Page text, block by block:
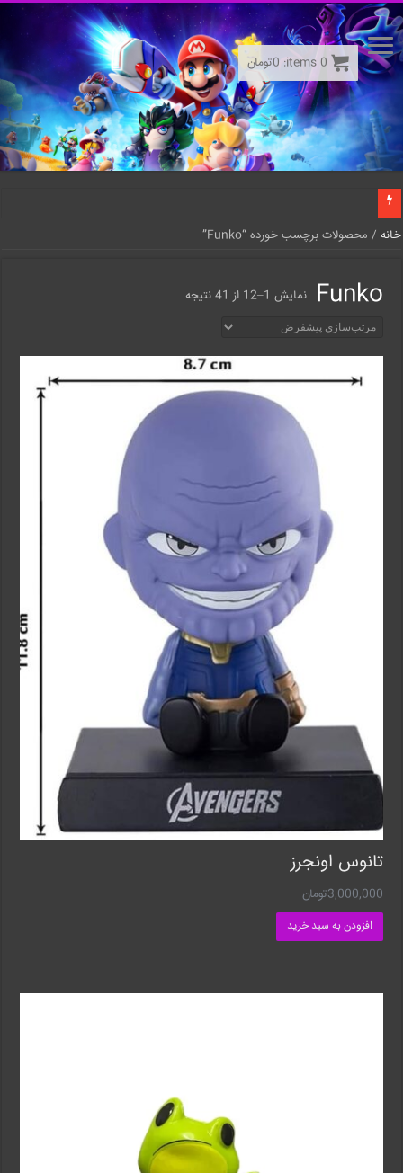
خانه / محصولات برچسب خورده “Funko”
Funko نمایش 1–12 از 41 نتیجه
تانوس‌ اونجرز
3,000,000تومان
افزودن به سبد خرید
0
items:
0تومان